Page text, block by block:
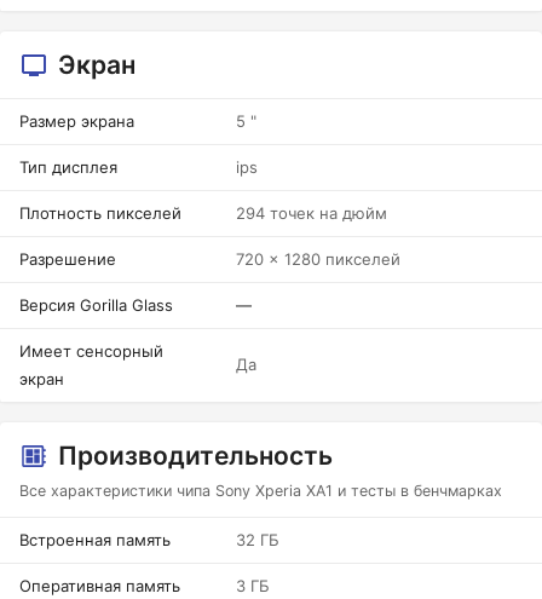
Экран
Размер экрана 5 "
Тип дисплея ips
Плотность пикселей 294 точек на дюйм
Разрешение 720 x 1280 пикселей
Версия Gorilla Glass —
Имеет сенсорный
экран
Да
Производительность
Все характеристики чипа Sony Xperia XA1 и тесты в бенчмарках
Встроенная память 32 ГБ
Оперативная память 3 ГБ